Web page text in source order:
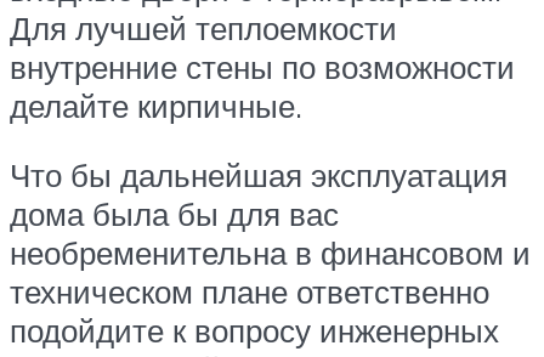
Для лучшей теплоемкости
внутренние стены по возможности
делайте кирпичные.
Что бы дальнейшая эксплуатация
дома была бы для вас
необременительна в финансовом и
техническом плане ответственно
подойдите к вопросу инженерных